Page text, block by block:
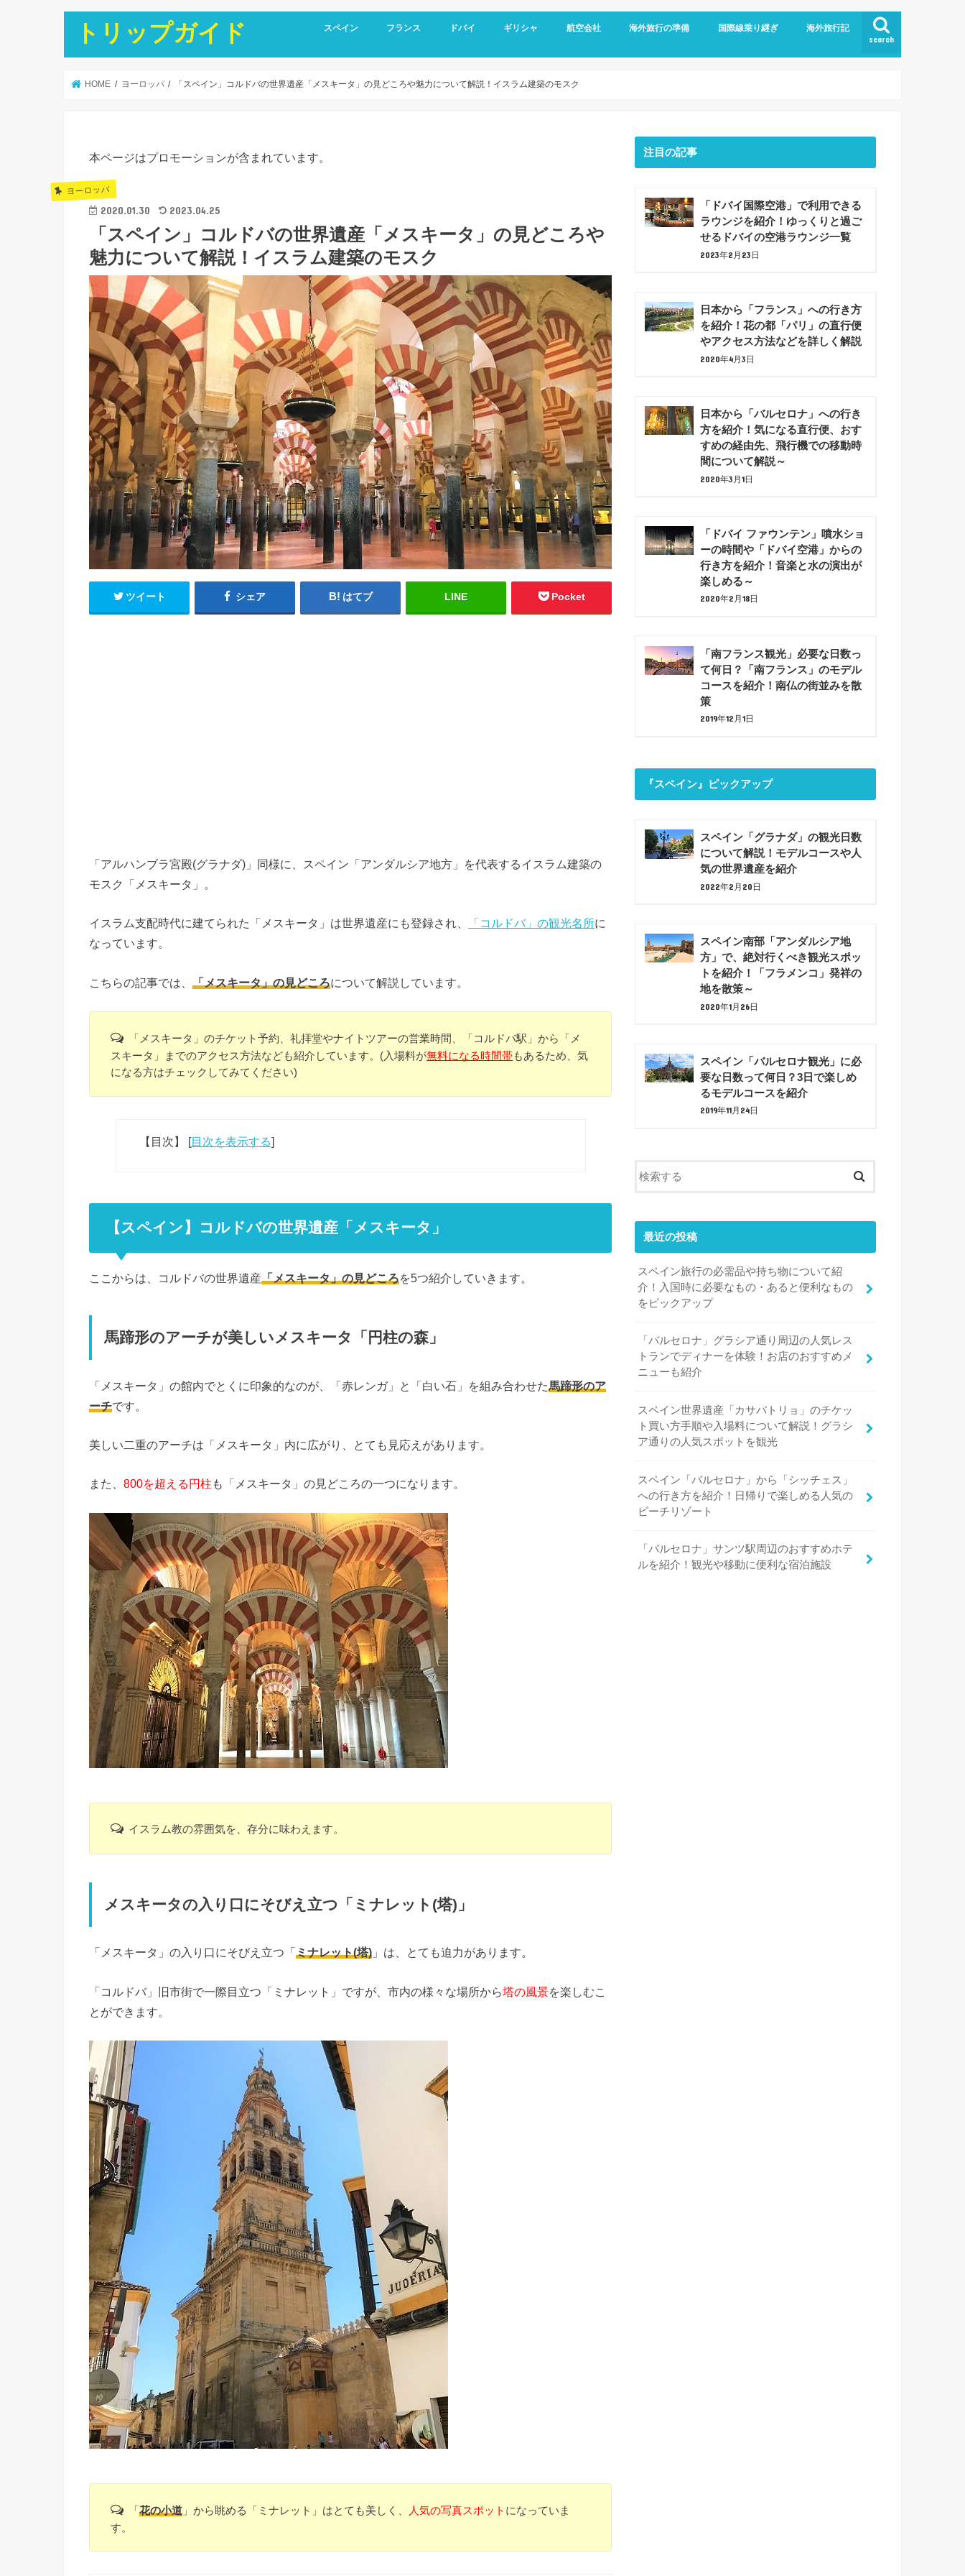
トリップガイド search
スペイン
スペイン基本情報
バルセロナ旅行
グラナダ
コルドバ
アンダルシア地方
セビリア
マドリード
フランス
フランス基本情報
リヨン観光
トゥールーズ旅行
ニース旅行
南フランス旅行
ドバイ
ドバイ空港
ドバイ基本情報
オールドドバイ
ダウンタウン
ドバイマリーナ
デザートサファリ
ドバイメトロ
ドバイ 新しい観光スポット
ドバイ ホテル選び
ギリシャ
アテネ観光
サントリーニ島 観光
メテオラ観光
航空会社
エミレーツ航空
スカイエクスプレス航空
マイレージプログラム
海外旅行の準備
海外旅行の持ち物
空港での暇つぶしアイデア7選！
クレジットカード
オプショナルツアー
観光プラン
国際線乗り継ぎ
ドバイ乗り継ぎ
海外旅行記
バルセロナ観光(2023年6月)
HOME ヨーロッパ 「スペイン」コルドバの世界遺産「メスキータ」の見どころや魅力について解説！イスラム建築のモスク
本ページはプロモーションが含まれています。
ヨーロッパ
2020.01.30 2023.04.25
「スペイン」コルドバの世界遺産「メスキータ」の見どころや
魅力について解説！イスラム建築のモスク
ツイート シェア はてブ LINE Pocket
「アルハンブラ宮殿(グラナダ)」同様に、スペイン「アンダルシア地方」を代表するイスラム建築の
モスク「メスキータ」。
イスラム支配時代に建てられた「メスキータ」は世界遺産にも登録され、 「コルドバ」の観光名所に
なっています。
こちらの記事では、 「メスキータ」の見どころについて解説しています。
「メスキータ」のチケット予約、礼拝堂やナイトツアーの営業時間、「コルドバ駅」から「メ
スキータ」までのアクセス方法なども紹介しています。(入場料が無料になる時間帯もあるため、気
になる方はチェックしてみてください)
【目次】 [目次を表示する]
【スペイン】コルドバの世界遺産「メスキータ」
ここからは、コルドバの世界遺産 「メスキータ」の見どころを5つ紹介していきます。
馬蹄形のアーチが美しいメスキータ「円柱の森」
「メスキータ」の館内でとくに印象的なのが、「赤レンガ」と「白い石」を組み合わせた馬蹄形のア
ーチです。
美しい二重のアーチは「メスキータ」内に広がり、とても見応えがあります。
また、 800を超える円柱 も「メスキータ」の見どころの一つになります。
イスラム教の雰囲気を、存分に味わえます。
メスキータの入り口にそびえ立つ「ミナレット(塔)」
「メスキータ」の入り口にそびえ立つ「ミナレット(塔) 」は、とても迫力があります。
「コルドバ」旧市街で一際目立つ「ミナレット」ですが、市内の様々な場所から塔の風景を楽しむこ
とができます。
「花の小道」から眺める「ミナレット」はとても美しく、 人気の写真スポット になっていま
す。
注目の記事
「ドバイ国際空港」で利用できる
ラウンジを紹介！ゆっくりと過ご
せるドバイの空港ラウンジ一覧
2023年2月23日
日本から「フランス」への行き方
を紹介！花の都「パリ」の直行便
やアクセス方法などを詳しく解説
2020年4月3日
日本から「バルセロナ」への行き
方を紹介！気になる直行便、おす
すめの経由先、飛行機での移動時
間について解説～
2020年3月1日
「ドバイ ファウンテン」噴水ショ
ーの時間や「ドバイ空港」からの
行き方を紹介！音楽と水の演出が
楽しめる～
2020年2月18日
「南フランス観光」必要な日数っ
て何日？「南フランス」のモデル
コースを紹介！南仏の街並みを散
策
2019年12月1日
『スペイン』ピックアップ
スペイン「グラナダ」の観光日数
について解説！モデルコースや人
気の世界遺産を紹介
2022年2月20日
スペイン南部「アンダルシア地
方」で、絶対行くべき観光スポッ
トを紹介！「フラメンコ」発祥の
地を散策～
2020年1月26日
スペイン「バルセロナ観光」に必
要な日数って何日？3日で楽しめ
るモデルコースを紹介
2019年11月24日
最近の投稿
スペイン旅行の必需品や持ち物について紹
介！入国時に必要なもの・あると便利なもの
をピックアップ
「バルセロナ」グラシア通り周辺の人気レス
トランでディナーを体験！お店のおすすめメ
ニューも紹介
スペイン世界遺産「カサバトリョ」のチケッ
ト買い方手順や入場料について解説！グラシ
ア通りの人気スポットを観光
スペイン「バルセロナ」から「シッチェス」
への行き方を紹介！日帰りで楽しめる人気の
ビーチリゾート
「バルセロナ」サンツ駅周辺のおすすめホテ
ルを紹介！観光や移動に便利な宿泊施設